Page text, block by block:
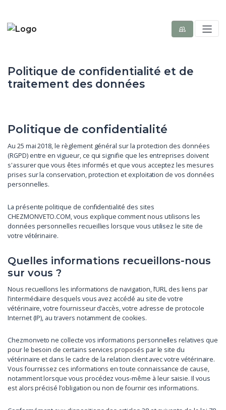
Politique de confidentialité et de
traitement des données
Politique de confidentialité
Au 25 mai 2018, le règlement général sur la protection des données
(RGPD) entre en vigueur, ce qui signifie que les entreprises doivent
s'assurer que vous êtes informés et que vous acceptez les mesures
prises sur la conservation, protection et exploitation de vos données
personnelles.
La présente politique de confidentialité des sites
CHEZMONVETO.COM, vous explique comment nous utilisons les
données personnelles recueillies lorsque vous utilisez le site de
votre vétérinaire.
Quelles informations recueillons-nous
sur vous ?
Nous recueillons les informations de navigation, l’URL des liens par
l’intermédiaire desquels vous avez accédé au site de votre
vétérinaire, votre fournisseur d’accès, votre adresse de protocole
Internet (IP), au travers notamment de cookies.
Chezmonveto ne collecte vos informations personnelles relatives que
pour le besoin de certains services proposés par le site du
vétérinaire et dans le cadre de la relation client avec votre vétérinaire.
Vous fournissez ces informations en toute connaissance de cause,
notamment lorsque vous procédez vous-même à leur saisie. Il vous
est alors précisé l’obligation ou non de fournir ces informations.